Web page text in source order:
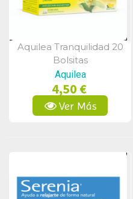
Vista Rápida
Aquilea Tranquilidad 20
Bolsitas
Aquilea
4,50 €
Ver Más